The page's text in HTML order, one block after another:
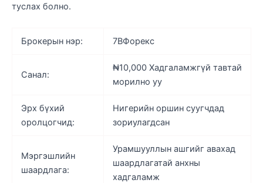
туслах болно.
Брокерын нэр: 7ВФорекс
Санал:
₦10,000 Хадгаламжгүй тавтай
морилно уу
Эрх бүхий
оролцогчид:
Нигерийн оршин суугчдад
зориулагдсан
Мэргэшлийн
шаардлага:
Урамшууллын ашгийг авахад
шаардлагатай анхны
хадгаламж